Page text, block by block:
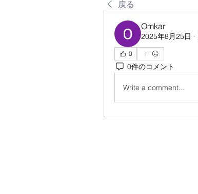
戻る
Omkar
2025年8月25日 ·
0
0件のコメント
Write a comment...